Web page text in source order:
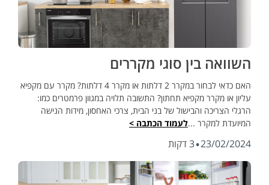
השוואה בין סוגי מקררים
האם כדאי לבחור במקרר 2 דלתות או מקרר 4 דלתות? מקרר עם מקפיא
עליון או מקרר מקפיא תחתון? התשובה תלויה במגוון פרמטרים כמו:
הרגלי הצריכה והבישול של בני הבית, צרכי האחסון, מידות הנישה
המיועדת למקרר ...לעמוד הכתבה >
23/02/2024
·3 דקות